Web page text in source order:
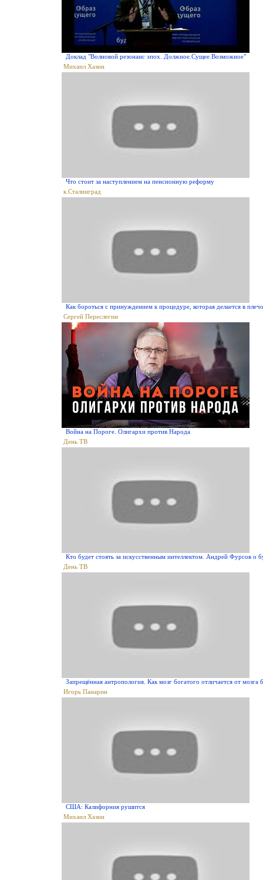
Доклад "Волновой резонанс эпох. Должное.Сущее.Возможное"
Михаил Хазин
Что стоит за наступлением на пенсионную реформу
к.Сталинград
Как бороться с принуждением к процедуре, которая делается в
Сергей Переслегин
Война на Пороге. Олигархи против Народа
День ТВ
Кто будет стоять за искусственным интеллектом. Андрей Фурсов о
День ТВ
Запрещённая антропология. Как мозг богатого отличается от мозга
Игорь Панарин
США: Калифорния рушится
Михаил Хазин